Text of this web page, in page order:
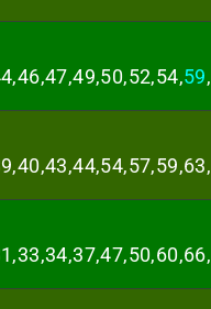
49,50,52,54,59